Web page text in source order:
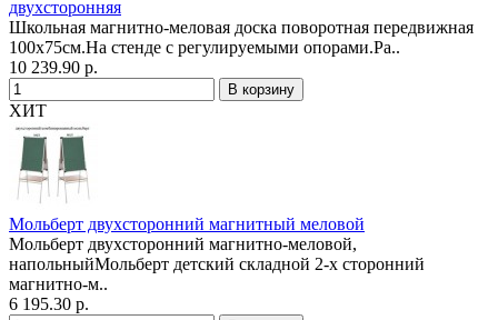
двухсторонняя
Школьная магнитно-меловая доска поворотная передвижная
100х75см.На стенде с регулируемыми опорами.Ра..
10 239.90 р.
ХИТ
Мольберт двухсторонний магнитный меловой
Мольберт двухсторонний магнитно-меловой,
напольныйМольберт детский складной 2-х сторонний
магнитно-м..
6 195.30 р.